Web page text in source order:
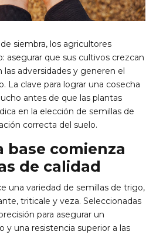
siembra, los agricultores
asegurar que sus cultivos crezcan
las adversidades y generen el
La clave para lograr una cosecha
antes de que las plantas
en la elección de semillas de
correcta del suelo.
base comienza
de calidad
una variedad de semillas de trigo,
triticale y veza. Seleccionadas
para asegurar un
y una resistencia superior a las